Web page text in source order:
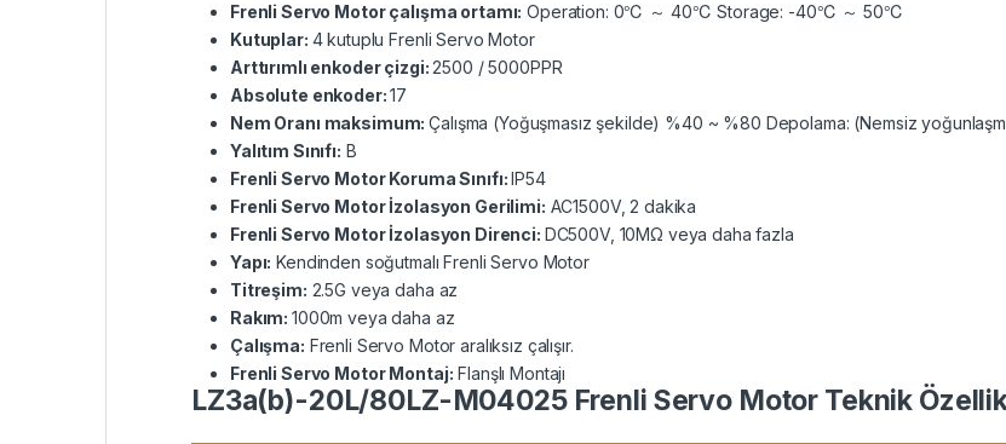
Frenli Servo Motor çalışma ortamı: Operation: 0℃ ～ 40℃ Storage: -40℃ ～ 50℃
Kutuplar: 4 kutuplu Frenli Servo Motor
Arttırımlı enkoder çizgi:2500 / 5000PPR
Absolute enkoder:17
Nem Oranı maksimum:Çalışma (Yoğuşmasız şekilde) %40 ~ %80 Depolama: (Nemsiz
Yalıtım Sınıfı: B
Frenli Servo Motor Koruma Sınıfı:IP54
Frenli Servo Motor İzolasyon Gerilimi: AC1500V, 2 dakika
Frenli Servo Motor İzolasyon Direnci: DC500V, 10MΩ veya daha fazla
Yapı: Kendinden soğutmalı Frenli Servo Motor
Titreşim: 2.5G veya daha az
Rakım:1000m veya daha az
Çalışma: Frenli Servo Motor aralıksız çalışır.
Frenli Servo Motor Montaj: Flanşlı Montajı
LZ3a(b)-20L/80LZ-M04025 Frenli Servo Motor Teknik